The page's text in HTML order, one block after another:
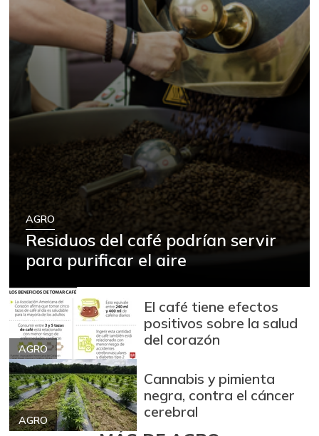
AGRO
Residuos del café podrían servir
para purificar el aire
AGRO
El café tiene efectos
positivos sobre la salud
del corazón
AGRO
Cannabis y pimienta
negra, contra el cáncer
cerebral